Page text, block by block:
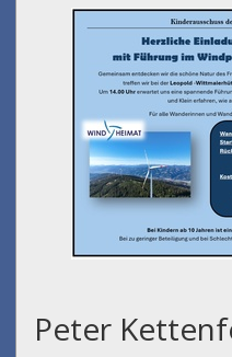
Peter